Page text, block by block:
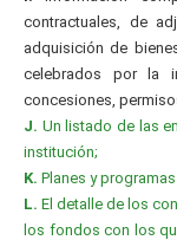
contractuales, de
adquisición de
celebrados por la
concesiones,
J. Un listado de las
institución;
K. Planes y
L. El detalle de los
los fondos con los